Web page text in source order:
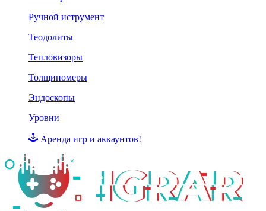
Ручной иструмент
Теодолиты
Тепловизоры
Толщиномеры
Эндоскопы
Уровни
Аренда игр и аккаунтов!